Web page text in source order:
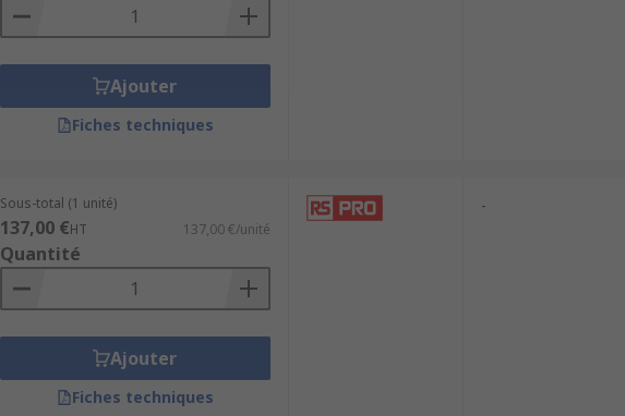
Ajouter
Fiches techniques
Sous-total (1 unité)
137,00 €HT 137,00 €/unité
Quantité
Ajouter
Fiches techniques
-